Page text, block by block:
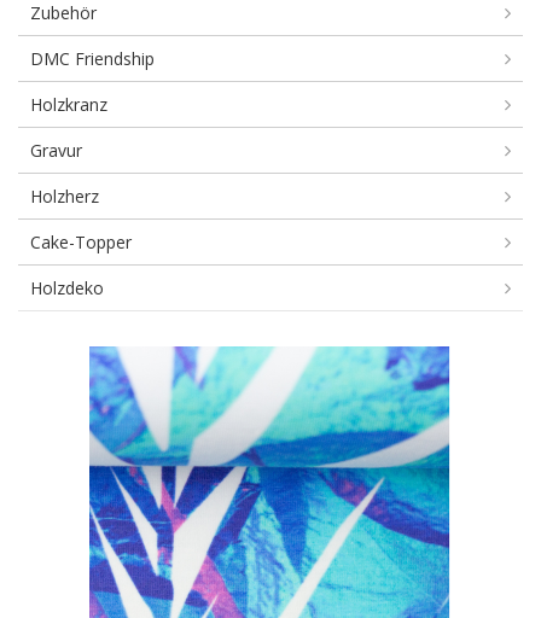
Zubehör
DMC Friendship
Holzkranz
Gravur
Holzherz
Cake-Topper
Holzdeko
Jeans
Motive